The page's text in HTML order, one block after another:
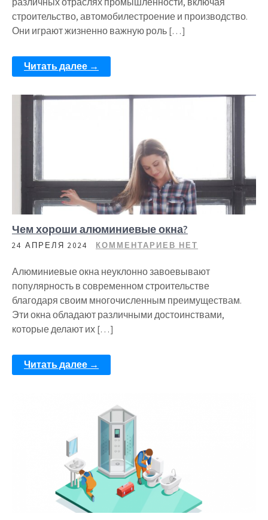
строительство, автомобилестроение и производство.
Они играют жизненно важную роль […]
Читать далее →
Чем хороши алюминиевые окна?
24 АПРЕЛЯ 2024 КОММЕНТАРИЕВ НЕТ
Алюминиевые окна неуклонно завоевывают
популярность в современном строительстве
благодаря своим многочисленным преимуществам.
Эти окна обладают различными достоинствами,
которые делают их […]
Читать далее →